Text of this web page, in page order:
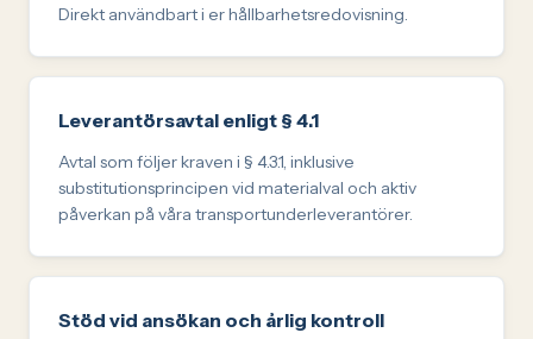
Direkt användbart i er hållbarhetsredovisning.
Leverantörsavtal enligt § 4.1
Avtal som följer kraven i § 4.3.1, inklusive
substitutionsprincipen vid materialval och aktiv
påverkan på våra transportunderleverantörer.
Stöd vid ansökan och årlig kontroll